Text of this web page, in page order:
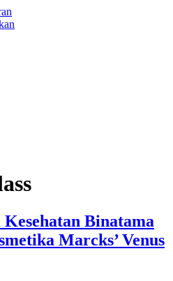
Binatama
Marcks’ Venus